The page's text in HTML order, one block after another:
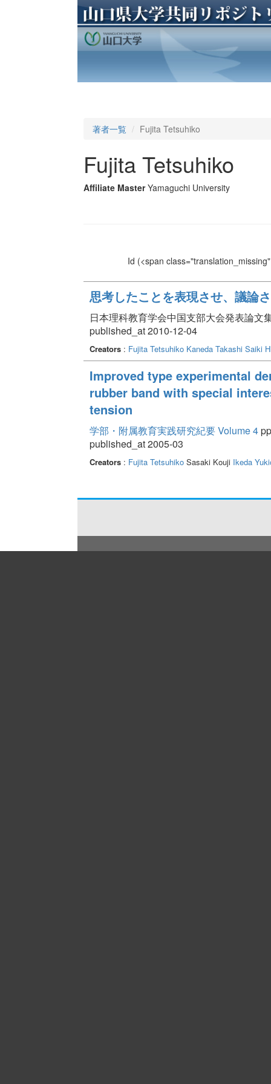
著者一覧 Fujita Tetsuhiko
Fujita Tetsuhiko
Affiliate Master Yamaguchi University
Id (<span
思考したことを表現させ、議論
日本理科教育学会中国支部大会発表論文
published_at 2010-12-04
Creators: Fujita Tetsuhiko Kaneda Takashi Saiki
Improved type experimental
rubber band with special
tension
学部・附属教育実践研究紀要 Volume 4
published_at 2005-03
Creators: Fujita TetsuhikoSasaki Kouji Ikeda